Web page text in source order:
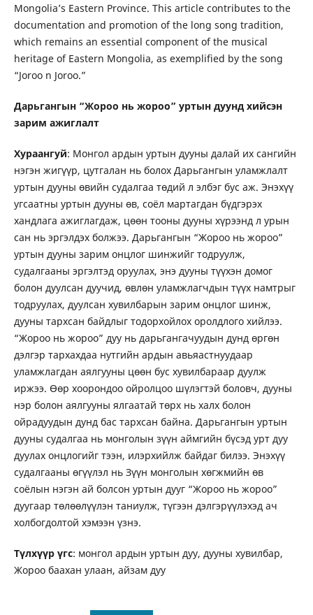
Mongolia’s Eastern Province. This article contributes to the
documentation and promotion of the long song tradition,
which remains an essential component of the musical
heritage of Eastern Mongolia, as exemplified by the song
“Joroo n Joroo.”
Дарьгангын “Жороо нь жороо” уртын дуунд хийсэн
зарим ажиглалт
Хураангуй: Монгол ардын уртын дууны далай их сангийн
нэгэн жигүүр, цутгалан нь болох Дарьгангын уламжлалт
уртын дууны өвийн судалгаа төдий л элбэг бус аж. Энэхүү
угсаатны уртын дууны өв, соёл мартагдан бүдгэрэх
хандлага ажиглагдаж, цөөн тооны дууны хүрээнд л урын
сан нь эргэлдэх болжээ. Дарьгангын “Жороо нь жороо”
уртын дууны зарим онцлог шинжийг тодруулж,
судалгааны эргэлтэд оруулах, энэ дууны түүхэн домог
болон дуулсан дуучид, өвлөн уламжлагчдын түүх намтрыг
тодруулах, дуулсан хувилбарын зарим онцлог шинж,
дууны тархсан байдлыг тодорхойлох оролдлого хийлээ.
“Жороо нь жороо” дуу нь дарьгангачуудын дунд өргөн
дэлгэр тархахдаа нутгийн ардын авьяастнуудаар
уламжлагдан аялгууны цөөн бус хувилбараар дуулж
иржээ. Өөр хоорондоо ойролцоо шүлэгтэй боловч, дууны
нэр болон аялгууны ялгаатай төрх нь халх болон
ойрадуудын дунд бас тархсан байна. Дарьгангын уртын
дууны судалгаа нь монголын зүүн аймгийн бүсэд урт дуу
дуулах онцлогийг тээн, илэрхийлж байдаг билээ. Энэхүү
судалгааны өгүүлэл нь Зүүн монголын хөгжмийн өв
соёлын нэгэн ай болсон уртын дууг “Жороо нь жороо”
дуугаар төлөөлүүлэн таниулж, түгээн дэлгэрүүлэхэд ач
холбогдолтой хэмээн үзнэ.
Түлхүүр үгс: монгол ардын уртын дуу, дууны хувилбар,
Жороо баахан улаан, айзам дуу